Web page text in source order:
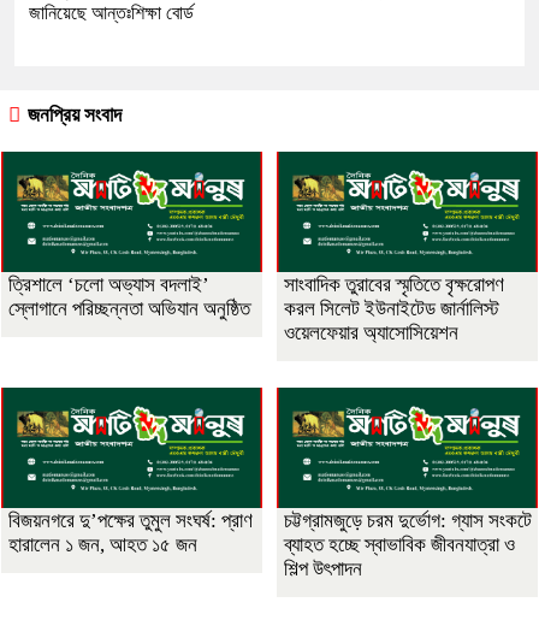
জানিয়েছে আন্তঃশিক্ষা বোর্ড
জনপ্রিয় সংবাদ
‎ত্রিশালে ‘চলো অভ্যাস বদলাই’
স্লোগানে পরিচ্ছন্নতা অভিযান অনুষ্ঠিত
সাংবাদিক তুরাবের স্মৃতিতে বৃক্ষরোপণ
করল সিলেট ইউনাইটেড জার্নালিস্ট
ওয়েলফেয়ার অ্যাসোসিয়েশন
বিজয়নগরে দু’পক্ষের তুমুল সংঘর্ষ: প্রাণ
হারালেন ১ জন, আহত ১৫ জন
চট্টগ্রামজুড়ে চরম দুর্ভোগ: গ্যাস সংকটে
ব্যাহত হচ্ছে স্বাভাবিক জীবনযাত্রা ও
শিল্প উৎপাদন